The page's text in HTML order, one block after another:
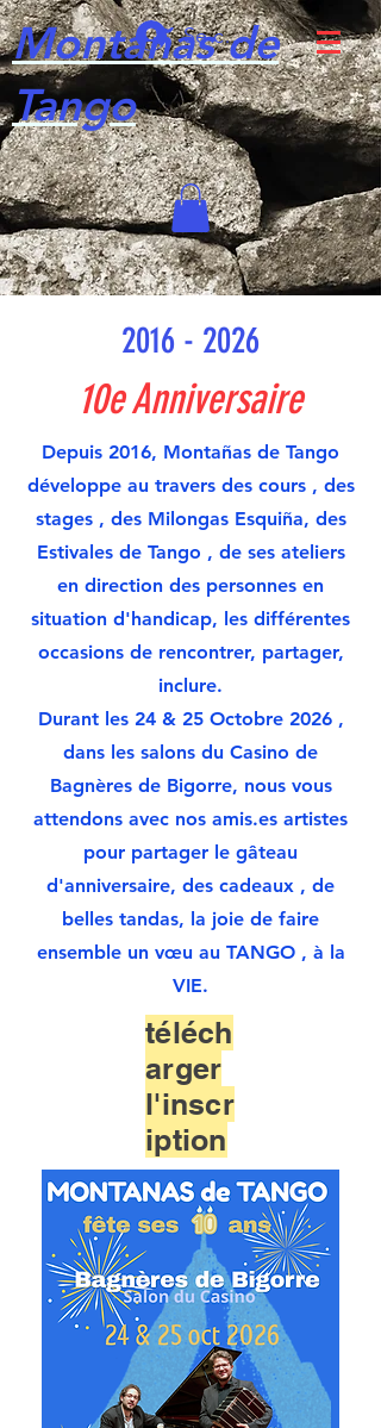
Montañas de
Tango
Se connecter
2016 - 2026
10e Anniversaire
Depuis 2016, Montañas de Tango
développe au travers des cours , des
stages , des Milongas Esquiña, des
Estivales de Tango , de ses ateliers
en direction des personnes en
situation d'handicap, les différentes
occasions de rencontrer, partager,
inclure.
Durant les 24 & 25 Octobre 2026 ,
dans les salons du Casino de
Bagnères de Bigorre, nous vous
attendons avec nos amis.es artistes
pour partager le gâteau
d'anniversaire, des cadeaux , de
belles tandas, la joie de faire
ensemble un vœu au TANGO , à la
VIE.
téléch
arger
l'inscr
iption